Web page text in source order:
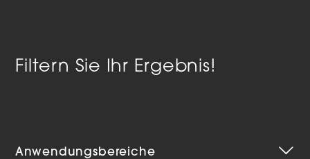
Filtern Sie Ihr Ergebnis!
Anwendungsbereiche